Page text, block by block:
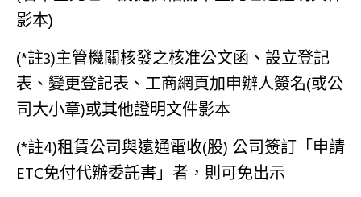
影本)
(*註3)主管機關核發之核准公文函、設立登記
表、變更登記表、工商網頁加申辦人簽名(或公
司大小章)或其他證明文件影本
(*註4)租賃公司與遠通電收(股) 公司簽訂「申請
ETC免付代辦委託書」者，則可免出示